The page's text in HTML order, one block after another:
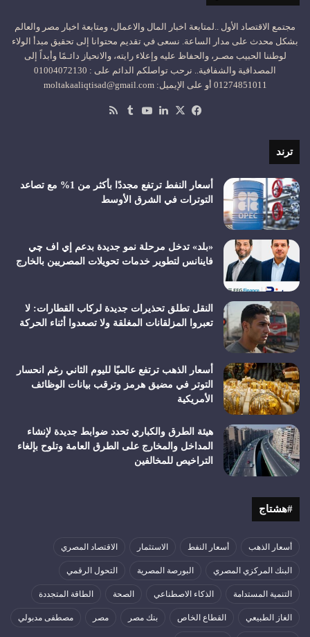
مجتمع الاقتصاد الأول ..لمتابعة اخبار المال والاعمال، ومتابعة اخبار مصر والعالم
بشكل محدث على مدار الساعة. نسعى في تقديم محتوانا إلى تحقيق مبدأ الولاء
لوطننا الحبيب مصـر، والحفاظ عليه وإعلاء رايته، والانحياز دائـمًا وأبداً إلى
المصداقية والشفافية.. نرحب تواصلكم الدائم على : 01004072130
01274851011 أو على الإيميل: moltakaaliqtisad@gmail.com
فيسبوك
‫X لينكدإن‫YouTube
ترند
أسعار النفط ترتفع مجددًا بأكثر من 1% مع تصاعد
التوترات في الشرق الأوسط
«بلد» تدخل مرحلة نمو جديدة بدعم إي اف چي
فاينانس لتطوير خدمات تحويلات المصريين بالخارج
النقل تطلق تحذيرات جديدة لركاب القطارات: لا
تعبروا المزلقانات المغلقة ولا تصعدوا أثناء الحركة
أسعار الذهب ترتفع عالميًا لليوم الثاني رغم انحسار
التوتر في مضيق هرمز وترقب بيانات الوظائف
الأمريكية
هيئة الطرق والكباري تحدد ضوابط جديدة لإنشاء
المداخل والمخارج على الطرق العامة وتلوح بإلغاء
التراخيص للمخالفين
#هشتاج
أسعار الذهب أسعار النفط الاستثمار الاقتصاد المصري
البنك المركزي المصري البورصة المصرية التحول الرقمي
التنمية المستدامة الذكاء الاصطناعي الصحة الطاقة المتجددة
الغاز الطبيعي القطاع الخاص بنك مصر مصر مصطفى مدبولي